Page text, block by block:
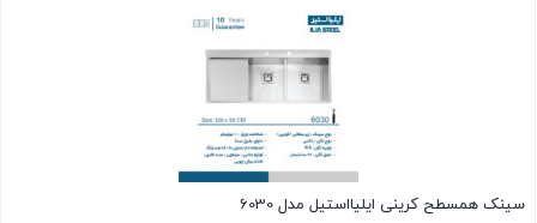
سینک همسطح کرینی ایلیااستیل مدل 6030